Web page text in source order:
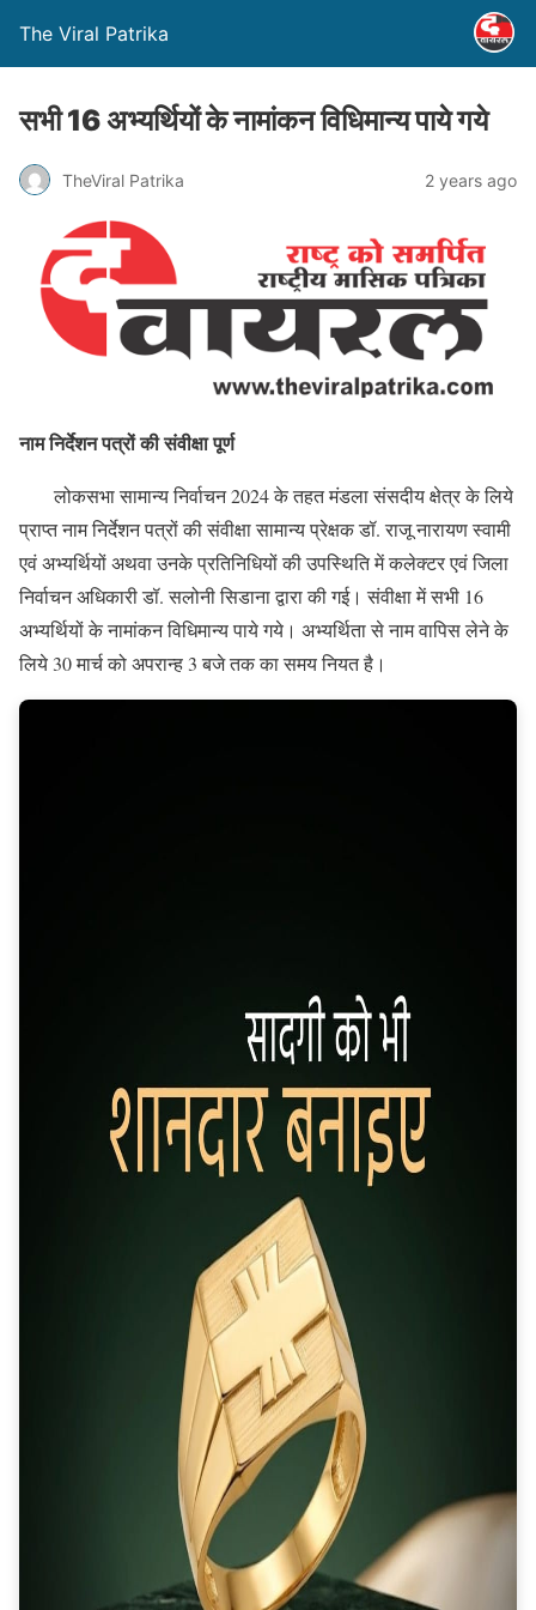
The Viral Patrika
सभी 16 अभ्यर्थियों के नामांकन विधिमान्य पाये गये
TheViral Patrika 2 years ago
नाम निर्देशन पत्रों की संवीक्षा पूर्ण
लोकसभा सामान्य निर्वाचन 2024 के तहत मंडला संसदीय क्षेत्र के लिये
प्राप्त नाम निर्देशन पत्रों की संवीक्षा सामान्य प्रेक्षक डॉ. राजू नारायण स्वामी
एवं अभ्यर्थियों अथवा उनके प्रतिनिधियों की उपस्थिति में कलेक्टर एवं जिला
निर्वाचन अधिकारी डॉ. सलोनी सिडाना द्वारा की गई। संवीक्षा में सभी 16
अभ्यर्थियों के नामांकन विधिमान्य पाये गये। अभ्यर्थिता से नाम वापिस लेने के
लिये 30 मार्च को अपरान्ह 3 बजे तक का समय नियत है।